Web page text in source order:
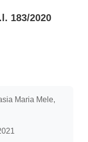
183/2020
Maria Mele,